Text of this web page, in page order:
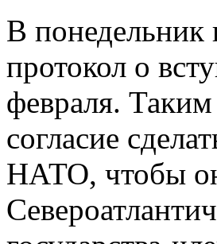
В понедельник
протокол о
февраля. Таким
согласие
НАТО, чтобы